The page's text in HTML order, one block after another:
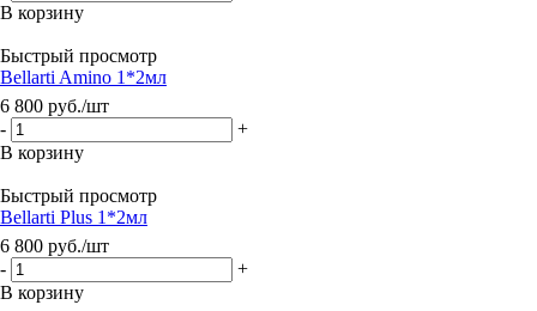
В корзину
Быстрый просмотр
Bellarti Amino 1*2мл
6 800 руб./шт
-
+
В корзину
Быстрый просмотр
Bellarti Plus 1*2мл
6 800 руб./шт
-
+
В корзину